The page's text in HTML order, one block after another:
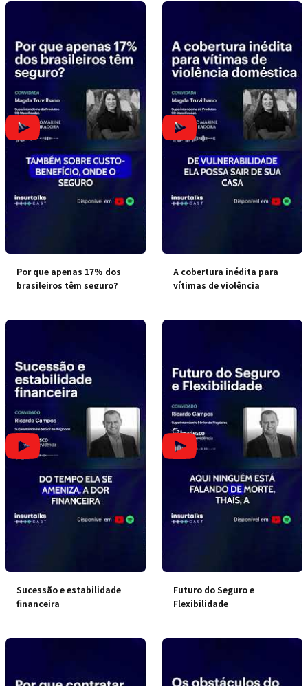
Por que apenas 17% dos
brasileiros têm seguro?
A cobertura inédita para
vítimas de violência
Sucessão e estabilidade
financeira
Futuro do Seguro e
Flexibilidade